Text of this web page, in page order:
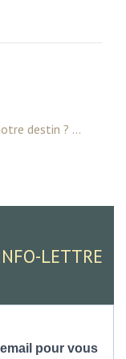
destin ? ...
LETTRE
pour vous